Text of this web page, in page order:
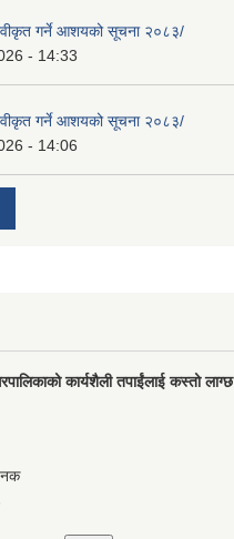
गर्ने आशयको सूचना २०८३/
- 14:33
गर्ने आशयको सूचना २०८३/
- 14:06
कार्यशैली तपाईंलाई कस्तो लाग्छ